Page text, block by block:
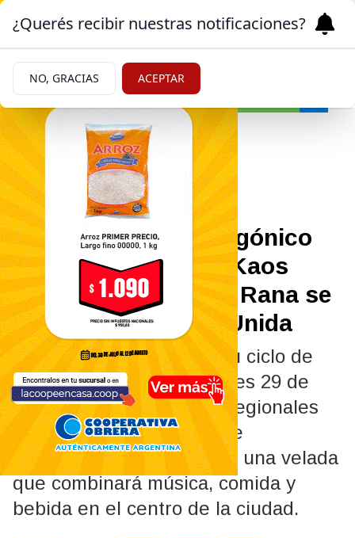
Cultura
27/05/2026
Noche de "jazz patagónico
de autor" en Roca: Kaos
Vonnegut y Hombre Rana se
presentan en Italia Unida
El Club de Jazz retoma su ciclo de
bandas locales este viernes 29 de
mayo. Las agrupaciones regionales
ofrecerán un repertorio de
composiciones propias en una velada
que combinará música, comida y
bebida en el centro de la ciudad.
¿Querés recibir nuestras notificaciones?
NO, GRACIAS ACEPTAR